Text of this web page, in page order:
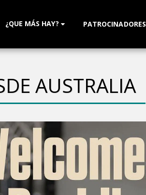
¿QUE MÁS HAY? PATROCINADORES
AUSTRALIA